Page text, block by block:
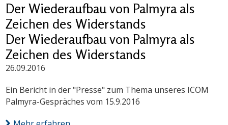
Der Wiederaufbau von Palmyra als
Zeichen des Widerstands
Der Wiederaufbau von Palmyra als
Zeichen des Widerstands
26.09.2016
Ein Bericht in der "Presse" zum Thema unseres ICOM
Palmyra-Gespräches vom 15.9.2016